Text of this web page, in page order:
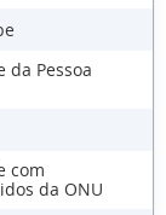
da Pessoa
com
da ONU